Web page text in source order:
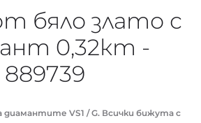
бяло злато с
0,32кт -
889739
VS1 / G. Всички бижута с